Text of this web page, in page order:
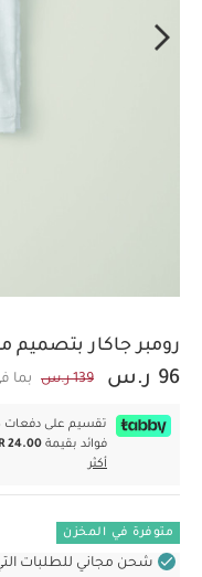
رومبر جاكار
96 ر.س 139 ر.س بما
فوائد بقيمة 24.00.
أكثر
متوفرة في المخزن